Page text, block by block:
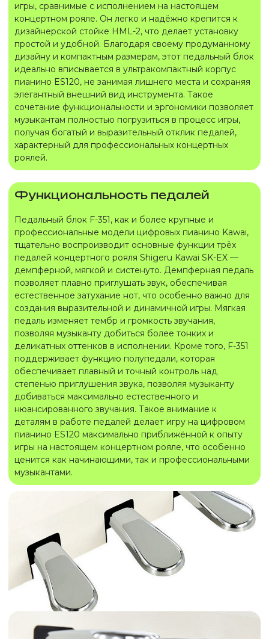
игры, сравнимые с исполнением на настоящем
концертном рояле. Он легко и надёжно крепится к
дизайнерской стойке HML-2, что делает установку
простой и удобной. Благодаря своему продуманному
дизайну и компактным размерам, этот педальный блок
идеально вписывается в ультракомпактный корпус
пианино ES120, не занимая лишнего места и сохраняя
элегантный внешний вид инструмента. Такое
сочетание функциональности и эргономики позволяет
музыкантам полностью погрузиться в процесс игры,
получая богатый и выразительный отклик педалей,
характерный для профессиональных концертных
роялей.
Функциональность педалей
Педальный блок F-351, как и более крупные и
профессиональные модели цифровых пианино Kawai,
тщательно воспроизводит основные функции трёх
педалей концертного рояля Shigeru Kawai SK-EX —
демпферной, мягкой и систенуто. Демпферная педаль
позволяет плавно приглушать звук, обеспечивая
естественное затухание нот, что особенно важно для
создания выразительной и динамичной игры. Мягкая
педаль изменяет тембр и громкость звучания,
позволяя музыканту добиться более тонких и
деликатных оттенков в исполнении. Кроме того, F-351
поддерживает функцию полупедали, которая
обеспечивает плавный и точный контроль над
степенью приглушения звука, позволяя музыканту
добиваться максимально естественного и
нюансированного звучания. Такое внимание к
деталям в работе педалей делает игру на цифровом
пианино ES120 максимально приближённой к опыту
игры на настоящем концертном рояле, что особенно
ценится как начинающими, так и профессиональными
музыкантами.